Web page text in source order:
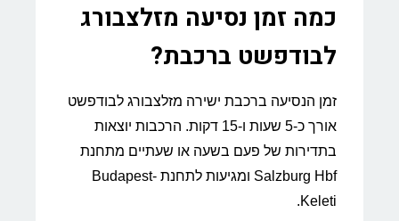
כמה זמן נסיעה מזלצבורג
לבודפשט ברכבת?
זמן הנסיעה ברכבת ישירה מזלצבורג לבודפשט
אורך כ-5 שעות ו-15 דקות. הרכבות יוצאות
בתדירות של פעם בשעה או שעתיים מתחנת
Salzburg Hbf ומגיעות לתחנת Budapest-
Keleti.